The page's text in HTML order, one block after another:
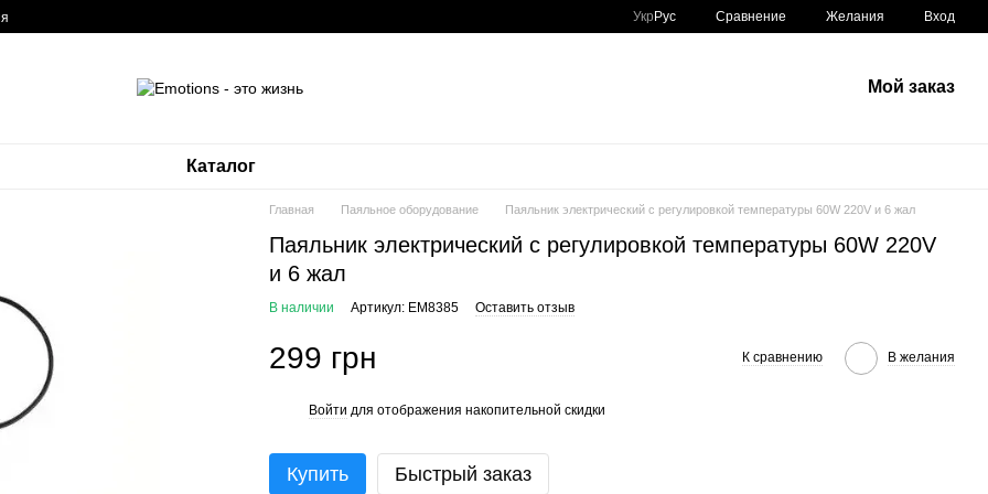
Укр Рус Сравнение Желания Вход
Мой заказ
Каталог
Главная Паяльное оборудование Паяльник электрический с регулировкой температуры 60W 220V и 6 жал
Паяльник электрический с регулировкой температуры 60W 220V
и 6 жал
В наличии Артикул: EM8385 Оставить отзыв
299 грн К сравнению В желания
Войти для отображения накопительной скидки
Купить Быстрый заказ